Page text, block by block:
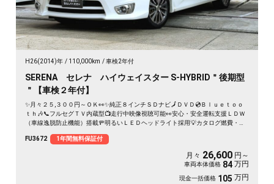
H26(2014)年 110,000km 車検2年付
SERENA セレナ ハイウェイスター S-HYBRID＂後期型
＂【車検２年付】
✨月々２５,３００円～ＯＫ👀✨純正８インチＳＤナビ🗾ＤＶＤ💿Ｂｌｕｅｔｏｏ
ｔｈ🎶📞フルセグＴＶ内蔵型📺走行中映像視聴可能👀安心・安全運転支援ＬＤＷ
（車線逸脱防止機能）搭載🚥明るいＬＥＤヘッドライト採用💡カタログ燃費・Ｊ
ップダウンモニター搭載📺ドライブレコーダ付で安心録画📹納車時新品タイヤ装
FU3672 1年間無料保証付
月々 26,600 円～
車両本体価格 84 万円
現金一括価格 105 万円